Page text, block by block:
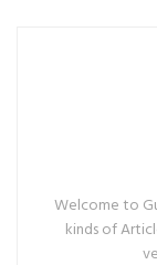
Welcome to
kinds of